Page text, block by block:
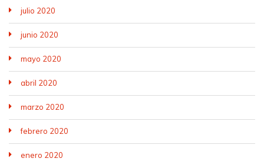
julio 2020
junio 2020
mayo 2020
abril 2020
marzo 2020
febrero 2020
enero 2020